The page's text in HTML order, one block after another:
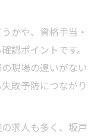
かや、資格手当・
認ポイントです。
現場の違いがない
敗予防につながり
求人も多く、坂戸